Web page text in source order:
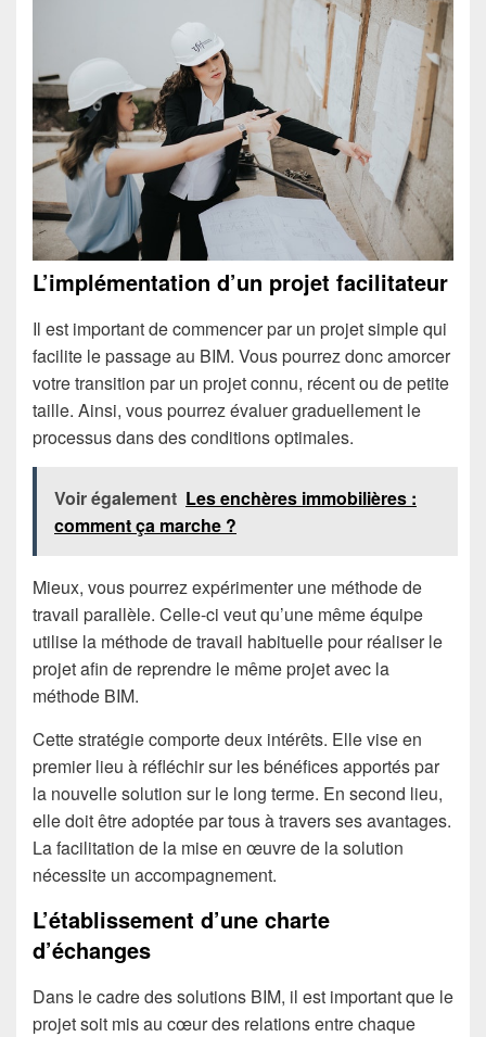
L’implémentation d’un projet facilitateur
Il est important de commencer par un projet simple qui
facilite le passage au BIM. Vous pourrez donc amorcer
votre transition par un projet connu, récent ou de petite
taille. Ainsi, vous pourrez évaluer graduellement le
processus dans des conditions optimales.
Voir également Les enchères immobilières :
comment ça marche ?
Mieux, vous pourrez expérimenter une méthode de
travail parallèle. Celle-ci veut qu’une même équipe
utilise la méthode de travail habituelle pour réaliser le
projet afin de reprendre le même projet avec la
méthode BIM.
Cette stratégie comporte deux intérêts. Elle vise en
premier lieu à réfléchir sur les bénéfices apportés par
la nouvelle solution sur le long terme. En second lieu,
elle doit être adoptée par tous à travers ses avantages.
La facilitation de la mise en œuvre de la solution
nécessite un accompagnement.
L’établissement d’une charte
d’échanges
Dans le cadre des solutions BIM, il est important que le
projet soit mis au cœur des relations entre chaque